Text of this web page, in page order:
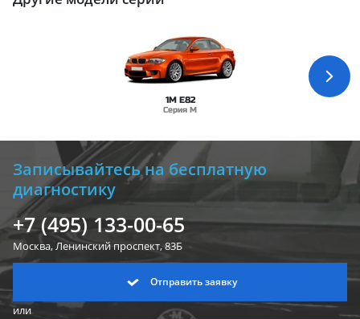
1M E82
Серия M
Записывайтесь на бесплатную
диагностику
+7 (495) 133-00-65
Москва, Ленинскийпроспект, 83Б
Отправить заявку
или